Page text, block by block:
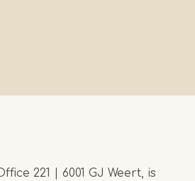
221 | 6001 GJ Weert, is